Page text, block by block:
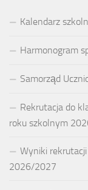
Kalendarz
Harmonogram
Samorząd
Rekrutacja do
roku szkolnym
Wyniki
2026/2027